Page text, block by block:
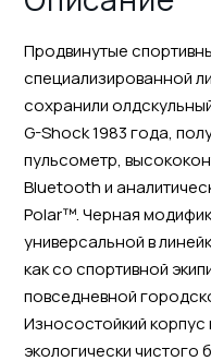
Продвинутые
специализированной
сохранили
G-Shock 1983 года,
пульсометр,
Bluetooth и
Polar™. Черная
универсальной в
как со спортивной
повседневной
Износостойкий корпус
экологически чистого